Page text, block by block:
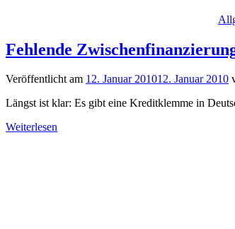
Fehlende
Veröffentlicht am 12. Januar 201012. Januar 2010
Längst ist klar: Es gibt eine Kreditklemme in
Weiterlesen